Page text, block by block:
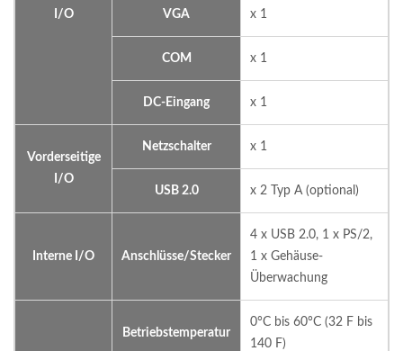
I/O
VGA x 1
COM x 1
DC-Eingang x 1
Vorderseitige
I/O
Netzschalter x 1
USB 2.0 x 2 Typ A (optional)
Interne I/O Anschlüsse/Stecker
4 x USB 2.0, 1 x PS/2,
1 x Gehäuse-
Überwachung
Betriebstemperatur
0°C bis 60°C (32 F bis
140 F)